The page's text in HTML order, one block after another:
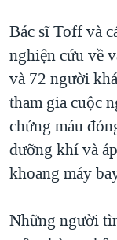
Bác sĩ Toff và
nghiện cứu về
và 72 người
tham gia cuộc
chứng máu
dưỡng khí và
khoang máy
Những người